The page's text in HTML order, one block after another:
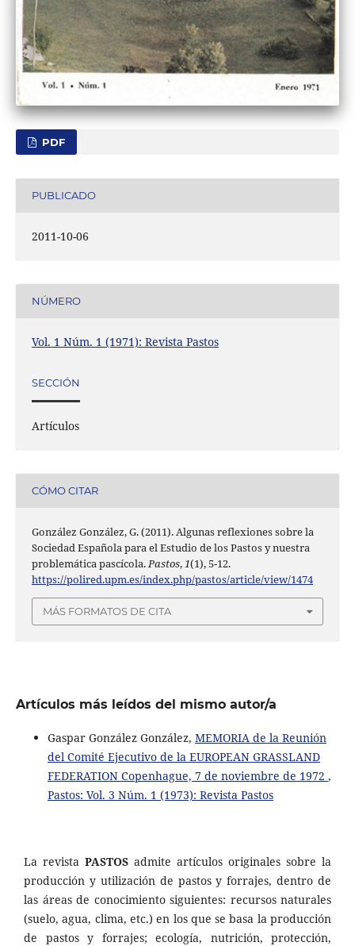
PDF
PUBLICADO
2011-10-06
NÚMERO
Vol. 1 Núm. 1 (1971): Revista Pastos
SECCIÓN
Artículos
CÓMO CITAR
González González, G. (2011). Algunas reflexiones sobre la
Sociedad Española para el Estudio de los Pastos y nuestra
problemática pascícola.Pastos,1(1), 5-12.
https://polired.upm.es/index.php/pastos/article/view/1474
MÁS FORMATOS DE CITA
Artículos más leídos del mismo autor/a
Gaspar González González, MEMORIA de la Reunión
del Comité Ejecutivo de la EUROPEAN GRASSLAND
FEDERATION Copenhague, 7 de noviembre de 1972 ,
Pastos: Vol. 3 Núm. 1 (1973): Revista Pastos
La revista PASTOS admite artículos originales sobre la
producción y utilización de pastos y forrajes, dentro de
las áreas de conocimiento siguientes: recursos naturales
(suelo, agua, clima, etc.) en los que se basa la producción
de pastos y forrajes; ecología, nutrición, protección,